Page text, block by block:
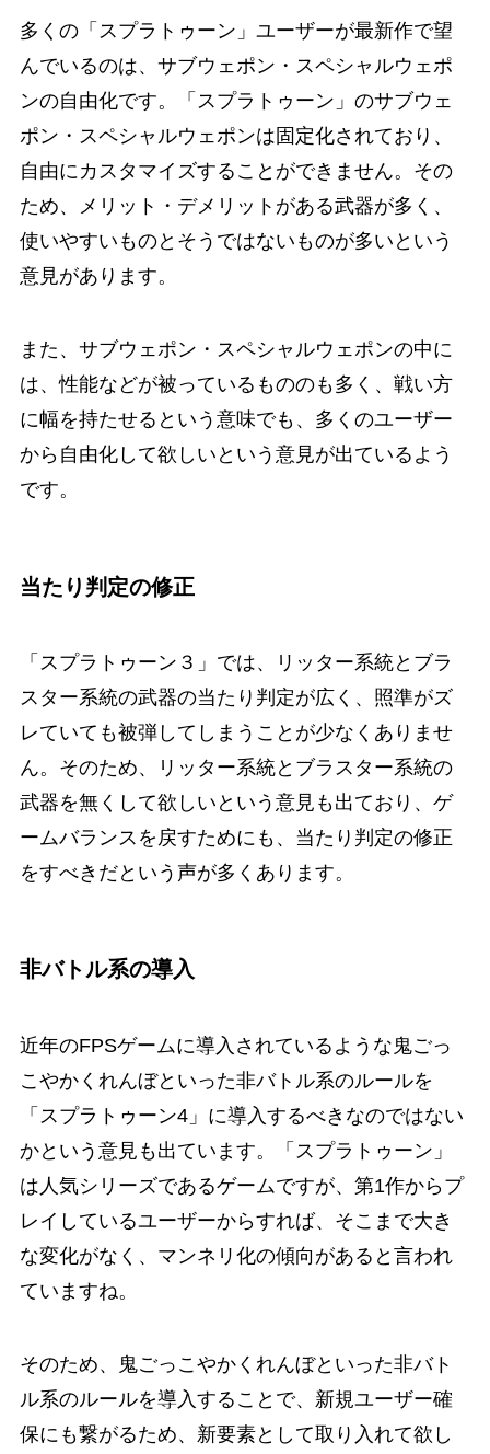
多くの「スプラトゥーン」ユーザーが最新作で望
んでいるのは、サブウェポン・スペシャルウェポ
ンの自由化です。「スプラトゥーン」のサブウェ
ポン・スペシャルウェポンは固定化されており、
自由にカスタマイズすることができません。その
ため、メリット・デメリットがある武器が多く、
使いやすいものとそうではないものが多いという
意見があります。
また、サブウェポン・スペシャルウェポンの中に
は、性能などが被っているもののも多く、戦い方
に幅を持たせるという意味でも、多くのユーザー
から自由化して欲しいという意見が出ているよう
です。
当たり判定の修正
「スプラトゥーン３」では、リッター系統とブラ
スター系統の武器の当たり判定が広く、照準がズ
レていても被弾してしまうことが少なくありませ
ん。そのため、リッター系統とブラスター系統の
武器を無くして欲しいという意見も出ており、ゲ
ームバランスを戻すためにも、当たり判定の修正
をすべきだという声が多くあります。
非バトル系の導入
近年のFPSゲームに導入されているような鬼ごっ
こやかくれんぼといった非バトル系のルールを
「スプラトゥーン4」に導入するべきなのではない
かという意見も出ています。「スプラトゥーン」
は人気シリーズであるゲームですが、第1作からプ
レイしているユーザーからすれば、そこまで大き
な変化がなく、マンネリ化の傾向があると言われ
ていますね。
そのため、鬼ごっこやかくれんぼといった非バト
ル系のルールを導入することで、新規ユーザー確
保にも繋がるため、新要素として取り入れて欲し